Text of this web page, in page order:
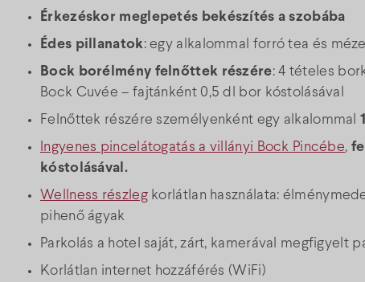
Érkezéskor meglepetés bekészítés a szobába
Édes pillanatok: egy alkalommal forró tea és
Bock borélmény felnőttek részére: 4 tételes
Bock Cuvée – fajtánként 0,5 dl bor kóstolásával
Felnőttek részére személyenként egy alkalommal
Ingyenes pincelátogatás a villányi Bock Pincébe,
kóstolásával.
Wellness részlegkorlátlan használata:
pihenő ágyak
Parkolás a hotel saját, zárt, kamerával megfigyelt
Korlátlan internet hozzáférés (WiFi)